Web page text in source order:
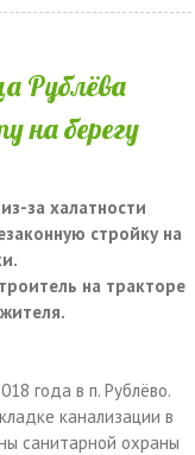
Рублёва
на берегу
за халатности
стройку на
на тракторе
года в п. Рублёво.
канализации в
санитарной охраны